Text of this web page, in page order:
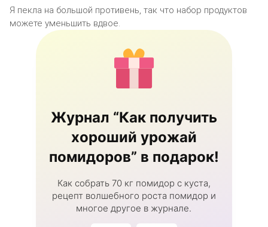
Я пекла на большой противень, так что набор продуктов
можете уменьшить вдвое.
Журнал “Как получить
хороший урожай
помидоров” в подарок!
Как собрать 70 кг помидор с куста,
рецепт волшебного роста помидор и
многое другое в журнале.